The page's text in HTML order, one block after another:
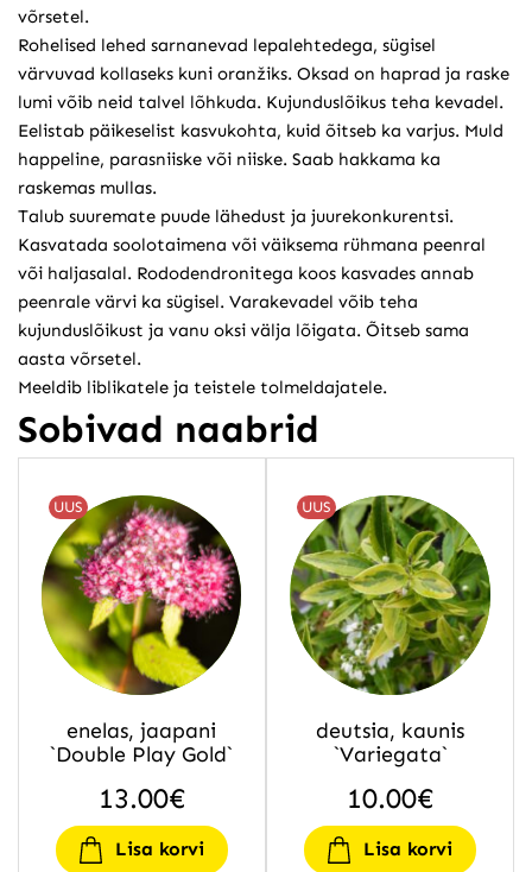
võrsetel.
Rohelised lehed sarnanevad lepalehtedega, sügisel
värvuvad kollaseks kuni oranžiks. Oksad on haprad ja raske
lumi võib neid talvel lõhkuda. Kujunduslõikus teha kevadel.
Eelistab päikeselist kasvukohta, kuid õitseb ka varjus. Muld
happeline, parasniiske või niiske. Saab hakkama ka
raskemas mullas.
Talub suuremate puude lähedust ja juurekonkurentsi.
Kasvatada soolotaimena või väiksema rühmana peenral
või haljasalal. Rododendronitega koos kasvades annab
peenrale värvi ka sügisel. Varakevadel võib teha
kujunduslõikust ja vanu oksi välja lõigata. Õitseb sama
aasta võrsetel.
Meeldib liblikatele ja teistele tolmeldajatele.
Sobivad naabrid
UUS
enelas, jaapani
`Double Play Gold`
13.00€
Lisa korvi
UUS
deutsia, kaunis
`Variegata`
10.00€
Lisa korvi